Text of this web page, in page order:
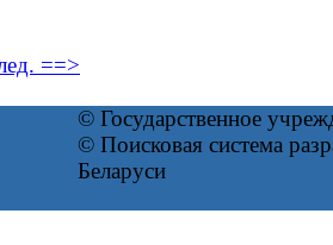
==>
© Государственное
© Поисковая система
Беларуси